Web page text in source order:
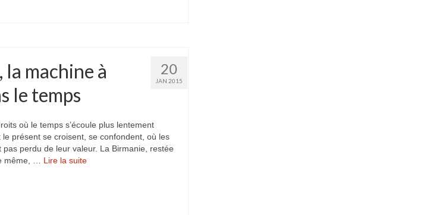
20
JAN 2015
la machine à
le temps
où le temps s’écoule plus lentement
le présent se croisent, se confondent, où les
pas perdu de leur valeur. La Birmanie, restée
même, … Lire la suite­­